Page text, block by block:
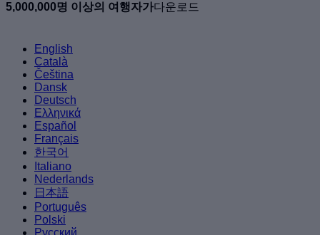
5,000,000명 이상의 여행자가다운로드
English
Català
Čeština
Dansk
Deutsch
Ελληνικά
Español
Français
한국어
Italiano
Nederlands
日本語
Português
Polski